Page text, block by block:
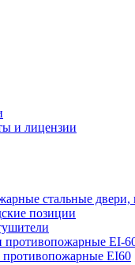
и лицензии
стальные двери,
позиции
противопожарные EI-
EI60